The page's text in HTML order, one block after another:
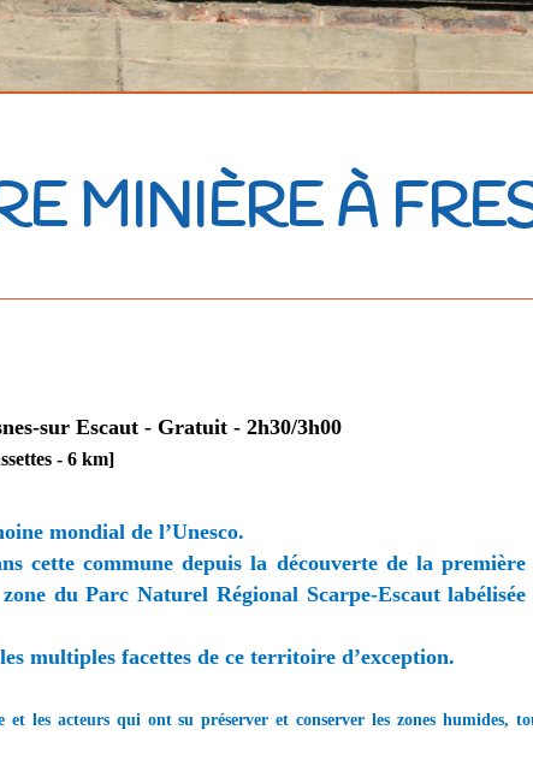
MINIÈRE À
sur Escaut - Gratuit - 2h30/3h00
- 6 km]
mondial de l’Unesco.
cette commune depuis la découverte de la
du Parc Naturel Régional Scarpe-Escaut
multiples facettes de ce territoire d’exception.
les acteurs qui ont su préserver et conserver les zones humides,